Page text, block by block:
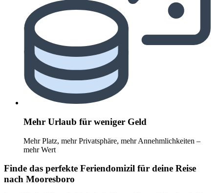
Mehr Urlaub für weniger Geld
Mehr Platz, mehr Privatsphäre, mehr Annehmlichkeiten –
mehr Wert
Finde das perfekte Feriendomizil für deine Reise
nach Mooresboro